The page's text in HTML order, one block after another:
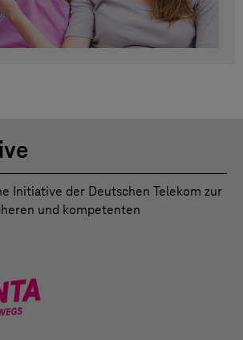
Initiative der Deutschen Telekom zur
und kompetenten